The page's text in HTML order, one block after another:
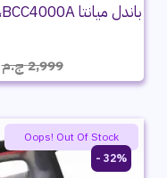
2,999ج.م
32% -
Oops! Out Of Stock